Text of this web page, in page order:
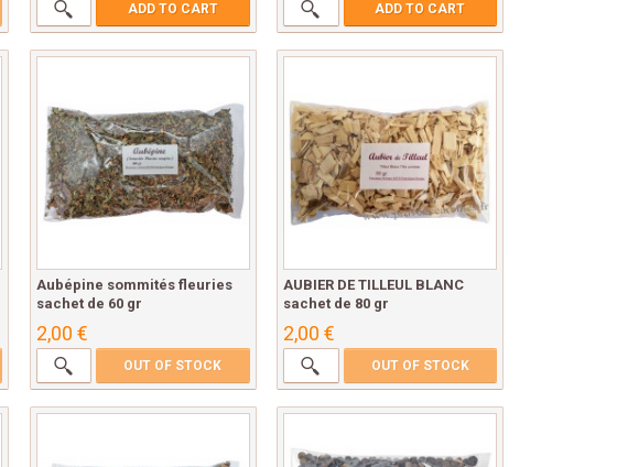
ADD TO CART ADD TO CART
Aubépine sommités fleuries
sachet de 60 gr
2,00 €
OUT OF STOCK
AUBIER DE TILLEUL BLANC
sachet de 80 gr
2,00 €
OUT OF STOCK